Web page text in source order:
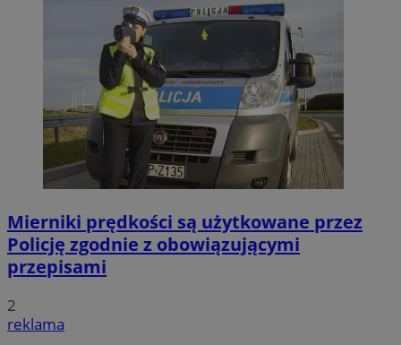
Mierniki prędkości są użytkowane przez
Policję zgodnie z obowiązującymi
przepisami
2
reklama